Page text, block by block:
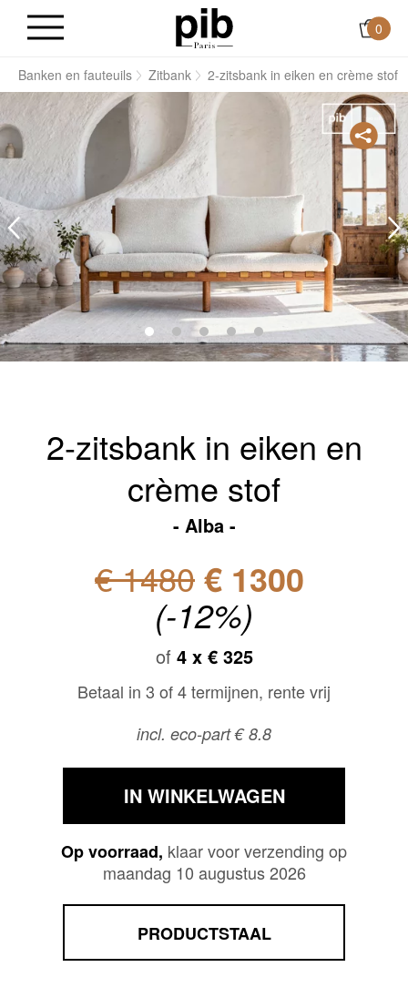
0
Banken en fauteuils Zitbank 2-zitsbank in eiken en crème stof
2-zitsbank in eiken en
crème stof
Alba
€ 1480€ 1300
(-12%)
of4 x € 325
Betaal in 3 of 4 termijnen, rente vrij
incl. eco-part € 8.8
IN WINKELWAGEN
Op voorraad, klaar voor verzending op
maandag 10 augustus 2026
PRODUCTSTAAL